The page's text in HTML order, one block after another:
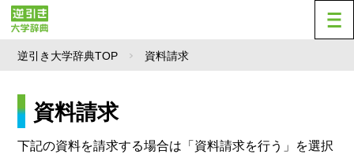
逆引き大学辞典TOP 資料請求
資料請求
下記の資料を請求する場合は「資料請求を行う」を選択